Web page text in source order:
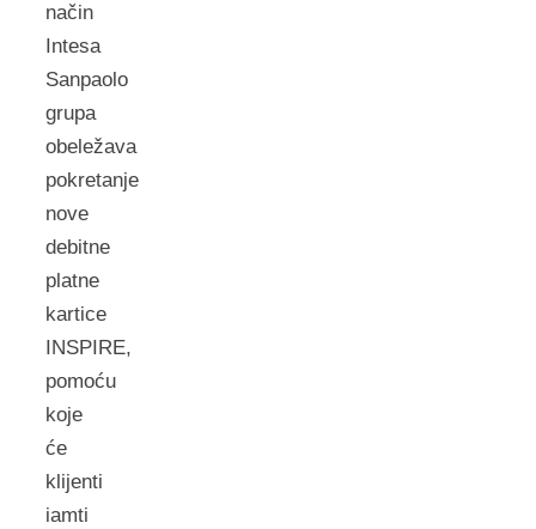
način
Intesa
Sanpaolo
grupa
obeležava
pokretanje
nove
debitne
platne
kartice
INSPIRE,
pomoću
koje
će
klijenti
iamti